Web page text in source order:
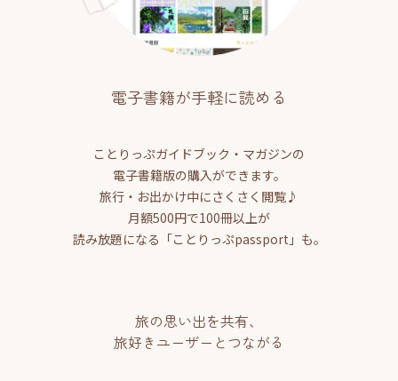
電子書籍が手軽に読める
ことりっぷガイドブック・マガジンの
電子書籍版の購入ができます。
旅行・お出かけ中にさくさく閲覧♪
月額500円で100冊以上が
読み放題になる「ことりっぷpassport」も。
旅の思い出を共有、
旅好きユーザーとつながる